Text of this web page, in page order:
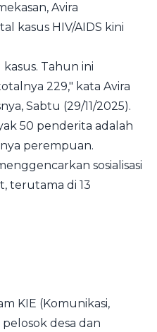
Avira
kasus HIV/AIDS kini
Tahun ini
229," kata Avira
Sabtu (29/11/2025).
50 penderita adalah
perempuan.
sosialisasi
terutama di 13
KIE (Komunikasi,
pelosok desa dan